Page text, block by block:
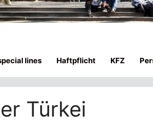
lines Haftpflicht KFZ
Türkei